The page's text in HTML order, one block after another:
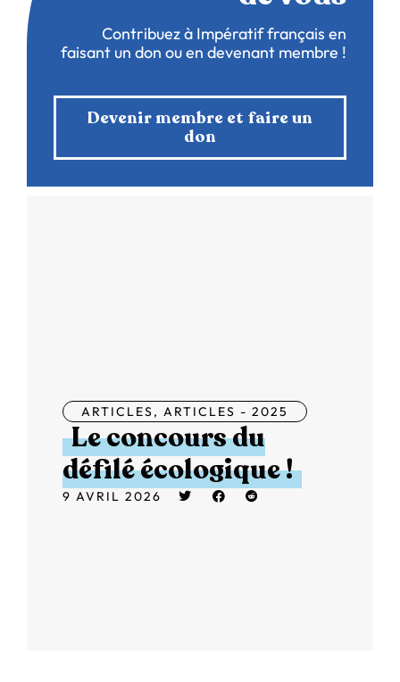
Contribuez à Impératif français en
faisant un don ou en devenant membre !
Devenir membre et faire un
don
ARTICLES, ARTICLES - 2025
Le concours du
défilé écologique !
9 AVRIL 2026